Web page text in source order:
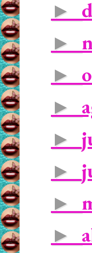
►
►
►
►
►
►
►
►